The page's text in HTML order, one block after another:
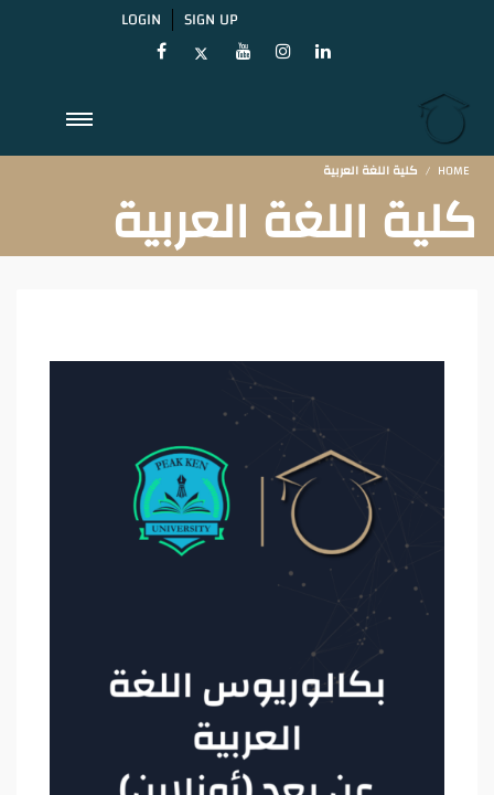
LOGIN SIGN UP
HOME كلية اللغة العربية
كلية اللغة العربية